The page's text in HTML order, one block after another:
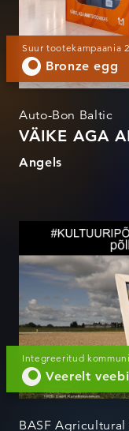
Suur tootekampaania
Bronze egg
Auto-Bon Baltic
VÄIKE AGA
Angels
kuidas
rääkida
Integreeritud
Veerelt
BASF